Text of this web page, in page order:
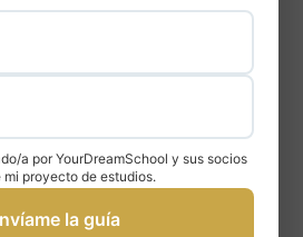
de ‘Clásicas(Latín y
la Universidad de St
su ‘Bac littéraire’ en
media de casi 19/20, fue
Universidad de
Lee su historia a
más cosas sobre
a por YourDreamSchool y sus socios
mi proyecto de estudios.
la guía